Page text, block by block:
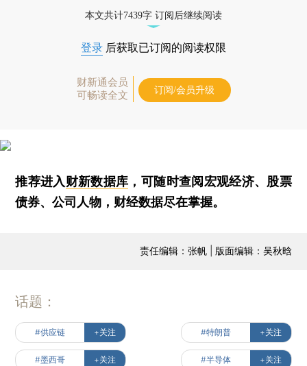
本文共计7439字 订阅后继续阅读
登录 后获取已订阅的阅读权限
财新通会员
可畅读全文
订阅/会员升级
推荐进入财新数据库 ，可随时查阅宏观经济、股票
债券、公司人物，财经数据尽在掌握。
责任编辑：张帆 | 版面编辑：吴秋晗
话题：
#供应链 +关注 #特朗普 +关注
#墨西哥 +关注 #半导体 +关注